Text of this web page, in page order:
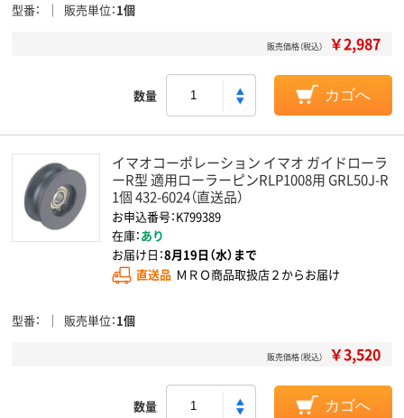
型番 販売単位 1個
販売価格（税込） ￥2,987
数量 カゴへ
イマオコーポレーション イマオ ガイドローラ
ーR型 適用ローラーピンRLP1008用 GRL50J-R
1個 432-6024（直送品）
お申込番号：K799389
在庫：あり
お届け日：8月19日（水）まで
直送品 ＭＲＯ商品取扱店２からお届け
型番 販売単位 1個
販売価格（税込） ￥3,520
数量 カゴへ